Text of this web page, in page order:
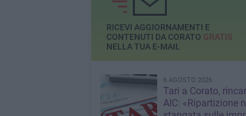
RICEVI AGGIORNAMENTI E
CONTENUTI DA CORATO GRATIS
NELLA TUA E-MAIL
6 AGOSTO 2026
Tari a Corato,
AIC: «Ripartizione